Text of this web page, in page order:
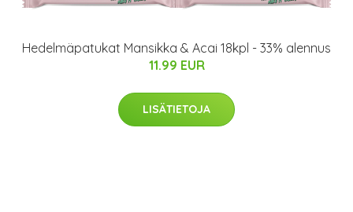
Hedelmäpatukat Mansikka & Acai 18kpl - 33% alennus
11.99 EUR
LISÄTIETOJA